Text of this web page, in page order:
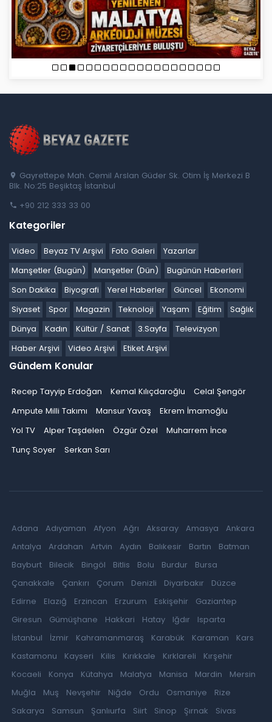
Gayrettepe Mah. Cemil Arslan Güder Sk. Otim İş Merkezi B
Blk. No:25 Beşiktaş İstanbul
+90 212 333 33 00
Kategoriler
Video Beyaz TV Arşivi Foto Galeri
Yazarlar
Manşetler (Bugün)
Manşetler (Dün)
Bugünün Haberleri
Son Dakika
Biyografi Yerel Haberler Güncel
Ekonomi
Siyaset
Spor Magazin Teknoloji Yaşam Eğitim
Sağlık
Dünya
Kadın Kültür / Sanat 3.Sayfa
Televizyon
Haber Arşivi
Video Arşivi Etiket Arşivi
Gündem Konular
Recep Tayyip Erdoğan Kemal Kılıçdaroğlu
Celal Şengör
Ampute Milli Takımı
Mansur Yavaş
Ekrem İmamoğlu
Yol TV
Alper Taşdelen Özgür Özel
Muharrem İnce
Tunç Soyer
Serkan Sarı
Adana Adıyaman Afyon Ağrı Aksaray Amasya
Ankara
Antalya
Ardahan Artvin Aydın Balıkesir Bartın
Batman
Bayburt
Bilecik Bingöl Bitlis Bolu Burdur
Bursa
Çanakkale
Çankırı Çorum Denizli Diyarbakır
Düzce
Edirne
Elazığ Erzincan Erzurum Eskişehir
Gaziantep
Giresun
Gümüşhane Hakkari Hatay Iğdır
Isparta
İstanbul
İzmir Kahramanmaraş Karabük Karaman
Kars
Kastamonu
Kayseri Kilis Kırıkkale Kırklareli
Kırşehir
Kocaeli
Konya Kütahya Malatya Manisa Mardin
Mersin
Muğla
Muş Nevşehir Niğde Ordu Osmaniye
Rize
Sakarya
Samsun Şanlıurfa Siirt Sinop Şırnak
Sivas